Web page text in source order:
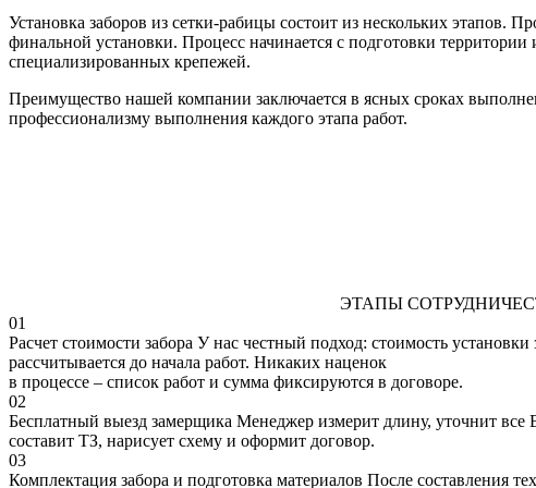
Установка заборов из сетки-рабицы состоит из нескольких
финальной установки. Процесс начинается с подготовки территории
специализированных крепежей.
Преимущество нашей компании заключается в ясных сроках
профессионализму выполнения каждого этапа работ.
ЭТАПЫ
01
Расчет стоимости забора У нас честный подход: стоимость установки
рассчитывается до начала работ. Никаких наценок
в процессе – список работ и сумма фиксируются в договоре.
02
Бесплатный выезд замерщика Менеджер измерит длину, уточнит
составит ТЗ, нарисует схему и оформит договор.
03
Комплектация забора и подготовка материалов После составления